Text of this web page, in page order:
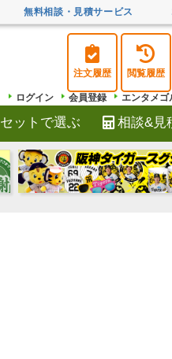
無料相談・見積サービス
注文履歴 閲覧履歴
ログイン
会員登録 エンタメゴ
セットで選ぶ 相談&見
検索